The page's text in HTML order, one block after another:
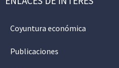
Coyuntura económica
Publicaciones